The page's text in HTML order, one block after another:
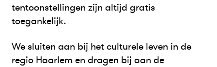
tentoonstellingen zijn altijd gratis
toegankelijk.
We sluiten aan bij het culturele leven in de
regio Haarlem en dragen bij aan de